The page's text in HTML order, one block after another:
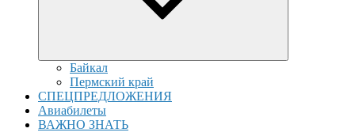
Байкал
Пермский край
СПЕЦПРЕДЛОЖЕНИЯ
Авиабилеты
ВАЖНО ЗНАТЬ